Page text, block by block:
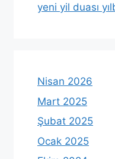
yeni yil duası
Nisan 2026
Mart 2025
Şubat 2025
Ocak 2025